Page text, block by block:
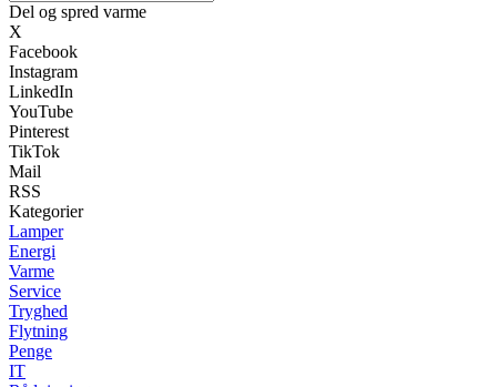
Del og spred varme
X
Facebook
Instagram
LinkedIn
YouTube
Pinterest
TikTok
Mail
RSS
Kategorier
Lamper
Energi
Varme
Service
Tryghed
Flytning
Penge
IT